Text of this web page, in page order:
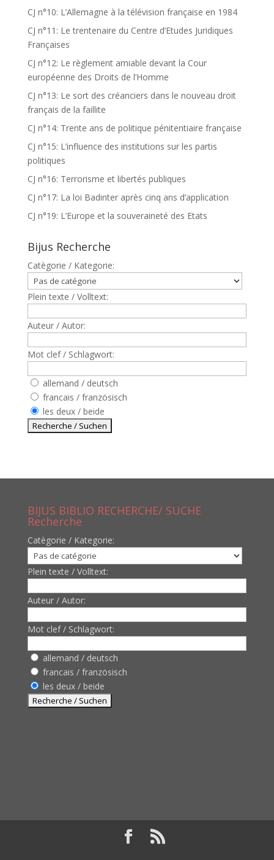
CJ n°10: L’Allemagne à la télévision française en 1984
CJ n°11: Le trentenaire du Centre d’Etudes Juridiques
Françaises
CJ n°12: Le règlement amiable devant la Cour
européenne des Droits de l’Homme
CJ n°13: Le sort des créanciers dans le nouveau droit
français de la faillite
CJ n°14: Trente ans de politique pénitentiaire française
CJ n°15: L’influence des institutions sur les partis
politiques
CJ n°16: Terrorisme et libertés publiques
CJ n°17: La loi Badinter après cinq ans d’application
CJ n°19: L’Europe et la souveraineté des Etats
Bijus Recherche
Catègorie / Kategorie:
Plein texte / Volltext:
Auteur / Autor:
Mot clef / Schlagwort:
allemand / deutsch
francais / französisch
les deux / beide
BIJUS BIBLIO RECHERCHE/ SUCHE
Recherche
Catègorie / Kategorie:
Plein texte / Volltext:
Auteur / Autor:
Mot clef / Schlagwort:
allemand / deutsch
francais / französisch
les deux / beide